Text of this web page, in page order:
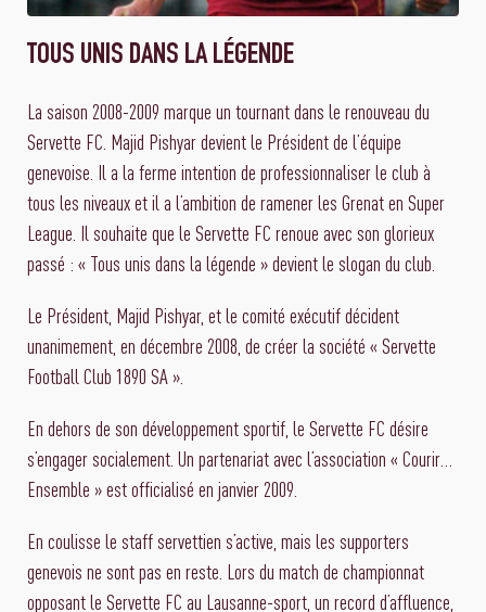
TOUS UNIS DANS LA LÉGENDE
La saison 2008-2009 marque un tournant dans le renouveau du
Servette FC. Majid Pishyar devient le Président de l’équipe
genevoise. Il a la ferme intention de professionnaliser le club à
tous les niveaux et il a l’ambition de ramener les Grenat en Super
League. Il souhaite que le Servette FC renoue avec son glorieux
passé : « Tous unis dans la légende » devient le slogan du club.
Le Président, Majid Pishyar, et le comité exécutif décident
unanimement, en décembre 2008, de créer la société « Servette
Football Club 1890 SA ».
En dehors de son développement sportif, le Servette FC désire
s’engager socialement. Un partenariat avec l’association « Courir…
Ensemble » est officialisé en janvier 2009.
En coulisse le staff servettien s’active, mais les supporters
genevois ne sont pas en reste. Lors du match de championnat
opposant le Servette FC au Lausanne-sport, un record d’affluence,